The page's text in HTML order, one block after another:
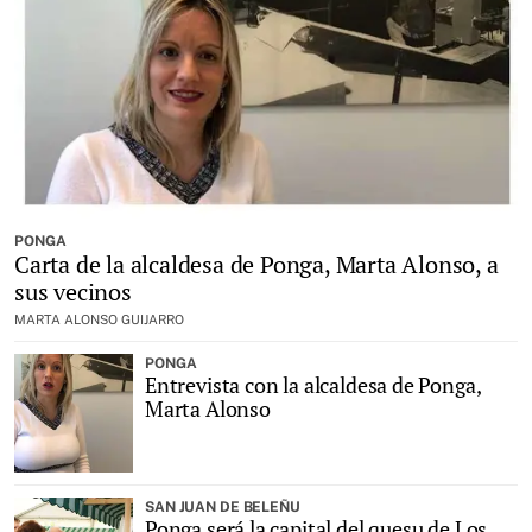
PONGA
Carta de la alcaldesa de Ponga, Marta Alonso, a
sus vecinos
MARTA ALONSO GUIJARRO
PONGA
Entrevista con la alcaldesa de Ponga,
Marta Alonso
SAN JUAN DE BELEÑU